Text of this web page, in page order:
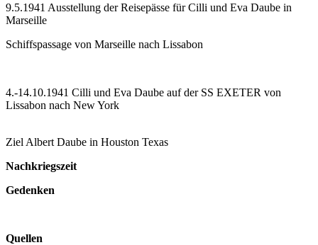
9.5.1941 Ausstellung der Reisepässe für Cilli und Eva Daube in
Marseille
Schiffspassage von Marseille nach Lissabon
4.-14.10.1941 Cilli und Eva Daube auf der SS EXETER von
Lissabon nach New York
Ziel Albert Daube in Houston Texas
Nachkriegszeit
Gedenken
Quellen